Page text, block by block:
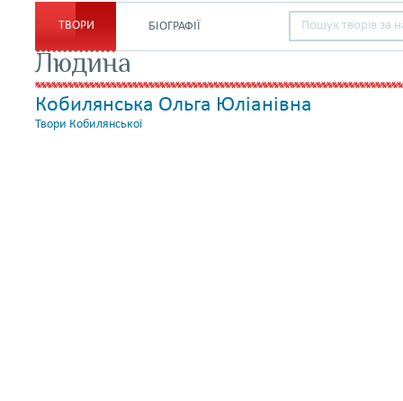
ТВОРИ БІОГРАФІЇ
Людина
Кобилянська Ольга Юліанівна
Твори Кобилянської